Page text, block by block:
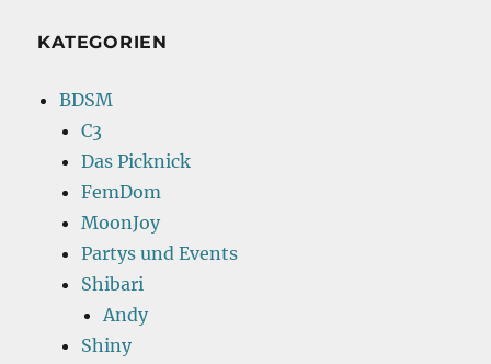
KATEGORIEN
BDSM
C3
Das Picknick
FemDom
MoonJoy
Partys und Events
Shibari
Andy
Shiny